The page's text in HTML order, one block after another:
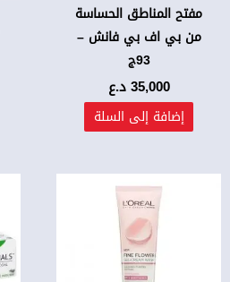
مفتح المناطق الحساسة
من بي اف بي فانش –
93ج
35,000د.ع
إضافة إلى السلة